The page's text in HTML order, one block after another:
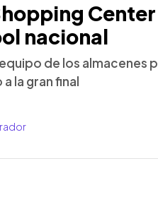
nacional
de los almacenes
la gran final